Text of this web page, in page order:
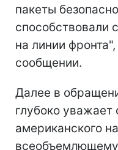
пакеты
способствовали
на линии
сообщении.
Далее в
глубоко уважает
американского